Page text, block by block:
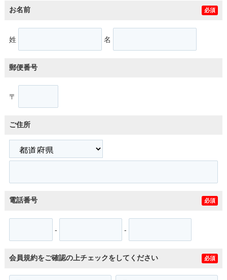
お名前 必須
姓 名
郵便番号
〒
ご住所
電話番号 必須
- -
会員規約をご確認の上チェックをしてください 必須